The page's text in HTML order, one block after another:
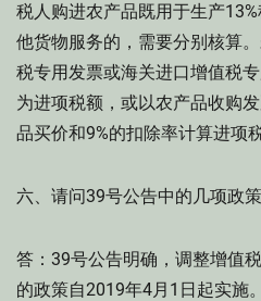
税人购进农产品既用于生产
他货物服务的，需要分别核算
税专用发票或海关进口增值税
为进项税额，或以农产品收购
品买价和9%的扣除率计算进项税
六、请问39号公告中的几项政
答：39号公告明确，调整增值
的政策自2019年4月1日起实施